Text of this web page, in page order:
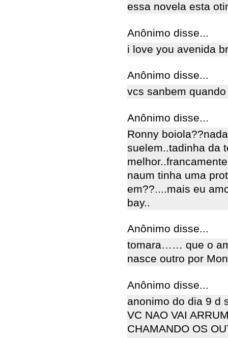
essa novela esta
Anônimo disse...
i love you avenida
Anônimo disse...
vcs sanbem
Anônimo disse...
Ronny
suelem..tadinha da
naum tinha uma
em??....mais eu
bay..
Anônimo disse...
tomara…… que o
nasce outro por
Anônimo disse...
anonimo do dia 9 d
VC NAO VAI
CHAMANDO OS